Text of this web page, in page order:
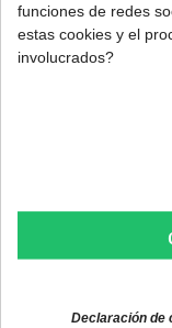
Kit de inyectores
capacidad de 5
Calibre de
Cabeza
funciones de redes
estas cookies y el
involucrados?
Declaración de